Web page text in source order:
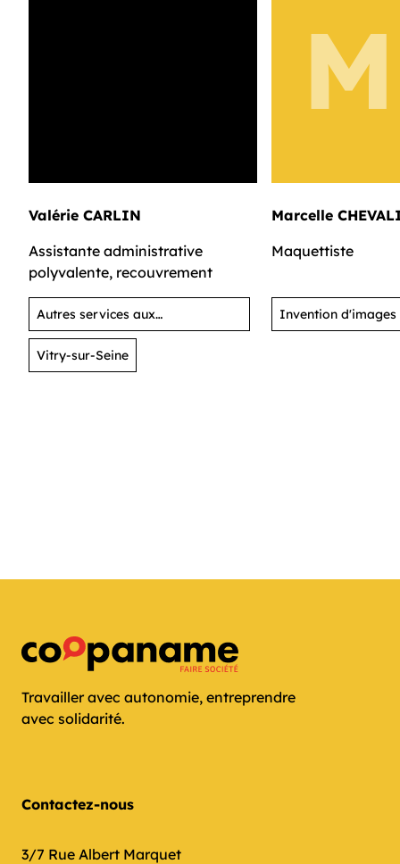
Valérie CARLIN
Assistante administrative
polyvalente, recouvrement
Autres services aux
organisations
Vitry-sur-Seine
Marcelle
Maquettiste
Invention d'images
Travailler avec autonomie, entreprendre
avec solidarité.
Contactez-nous
3/7 Rue Albert Marquet